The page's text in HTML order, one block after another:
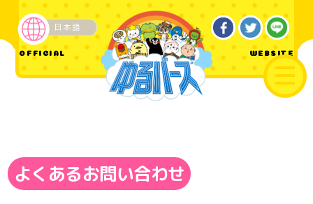
OFFICIAL WEBSITE
日本語
よくあるお問い合わせ